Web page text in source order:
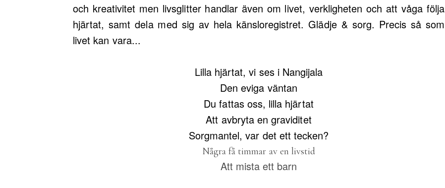
och kreativitet men livsglitter handlar även om livet, verkligheten och att våga följa
hjärtat, samt dela med sig av hela känsloregistret. Glädje & sorg. Precis så som
livet kan vara...
Lilla hjärtat, vi ses i Nangijala
Den eviga väntan
Du fattas oss, lilla hjärtat
Att avbryta en graviditet
Sorgmantel, var det ett tecken?
Några få timmar av en livstid
Att mista ett barn